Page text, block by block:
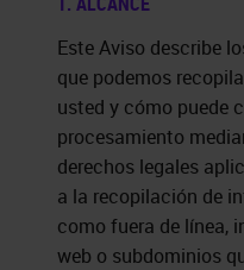
Este Aviso describe
que podemos
usted y cómo puede
procesamiento
derechos legales
a la recopilación de
como fuera de línea,
web o subdominios